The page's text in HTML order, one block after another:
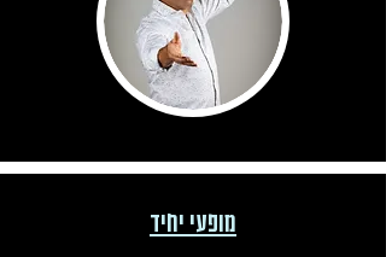
מופעי יחיד